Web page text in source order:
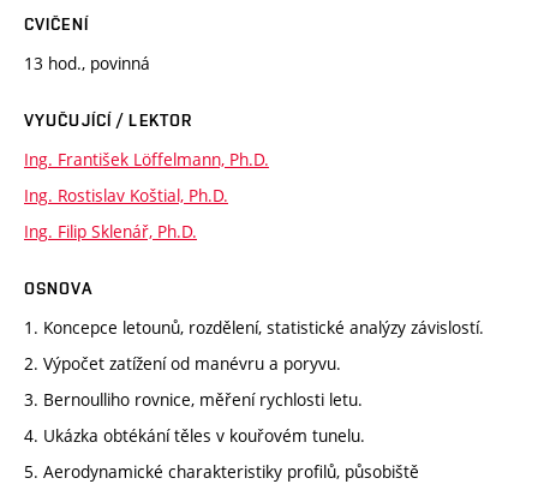
CVIČENÍ
13 hod., povinná
VYUČUJÍCÍ / LEKTOR
Ing. František Löffelmann, Ph.D.
Ing. Rostislav Koštial, Ph.D.
Ing. Filip Sklenář, Ph.D.
OSNOVA
1. Koncepce letounů, rozdělení, statistické analýzy závislostí.
2. Výpočet zatížení od manévru a poryvu.
3. Bernoulliho rovnice, měření rychlosti letu.
4. Ukázka obtékání těles v kouřovém tunelu.
5. Aerodynamické charakteristiky profilů, působiště